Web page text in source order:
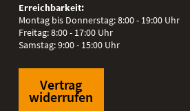
Erreichbarkeit:
Montag bis Donnerstag: 8:00 - 19:00 Uhr
Freitag: 8:00 - 17:00 Uhr
Samstag: 9:00 - 15:00 Uhr
Vertrag
widerrufen